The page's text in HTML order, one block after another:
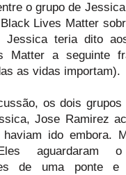
o grupo de
Lives Matter
Jessica teria dito
Matter a seguinte
as vidas importam).
os dois grupos
Jose Ramirez
haviam ido embora.
aguardaram
de uma ponte e